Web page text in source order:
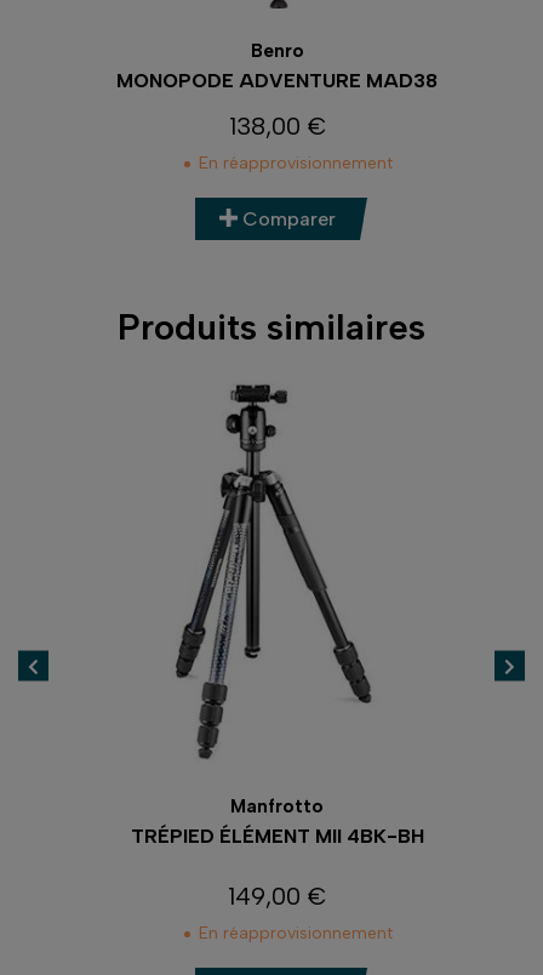
Benro
MONOPODE ADVENTURE MAD38
Prix
138,00 €
En réapprovisionnement
Comparer
Produits similaires
Manfrotto
TRÉPIED ÉLÉMENT MII 4BK-BH
Prix
149,00 €
En réapprovisionnement